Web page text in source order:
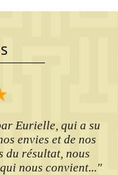
Eurielle, qui a su
envies et de nos
du résultat, nous
nous convient..."